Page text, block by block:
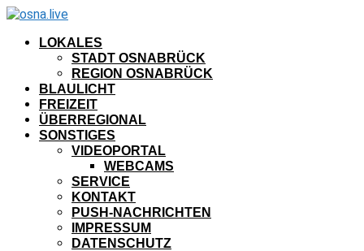
LOKALES
STADT OSNABRÜCK
REGION OSNABRÜCK
BLAULICHT
FREIZEIT
ÜBERREGIONAL
SONSTIGES
VIDEOPORTAL
WEBCAMS
SERVICE
KONTAKT
PUSH-NACHRICHTEN
IMPRESSUM
DATENSCHUTZ